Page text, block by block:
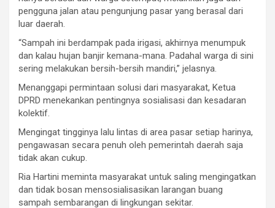
pengguna jalan atau pengunjung pasar yang berasal dari
luar daerah.
“Sampah ini berdampak pada irigasi, akhirnya menumpuk
dan kalau hujan banjir kemana-mana. Padahal warga di sini
sering melakukan bersih-bersih mandiri,” jelasnya.
Menanggapi permintaan solusi dari masyarakat, Ketua
DPRD menekankan pentingnya sosialisasi dan kesadaran
kolektif.
Mengingat tingginya lalu lintas di area pasar setiap harinya,
pengawasan secara penuh oleh pemerintah daerah saja
tidak akan cukup.
Ria Hartini meminta masyarakat untuk saling mengingatkan
dan tidak bosan mensosialisasikan larangan buang
sampah sembarangan di lingkungan sekitar.